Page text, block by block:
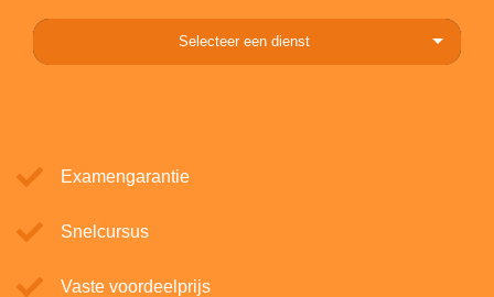
Selecteer een dienst
Examengarantie
Snelcursus
Vaste voordeelprijs